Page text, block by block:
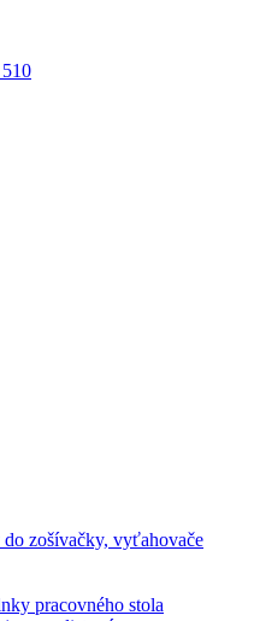
zošívačky, vyťahovače
pracovného stola